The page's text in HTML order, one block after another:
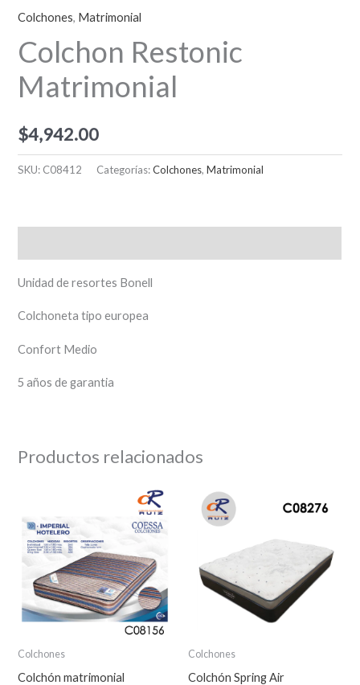
Colchones, Matrimonial
Colchon Restonic
Matrimonial
$4,942.00
SKU: C08412 Categorías:Colchones,Matrimonial
Unidad de resortes Bonell
Colchoneta tipo europea
Confort Medio
5 años de garantia
Productos relacionados
Colchones
Colchón matrimonial
Colchones
Colchón Spring Air